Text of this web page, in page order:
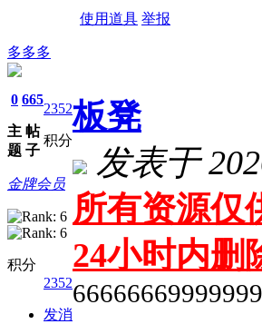
使用道具 举报
多多多
0
主
题
665
帖
子
2352
积分
金牌会员
积分
2352
发消
板凳
发表于
所有资源仅
24小时内删